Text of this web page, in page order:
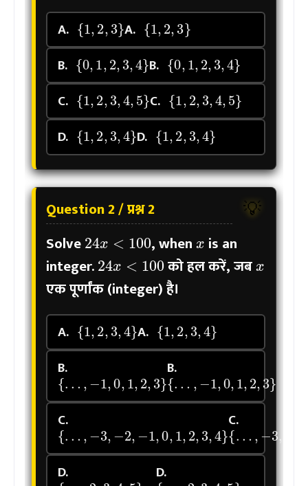
A.
{1,2,3}
A.
{1,2,3}
B.
{0,1,2,3,4}
B.
{0,1,2,3,4}
C.
{1,2,3,4,5}
C.
{1,2,3,4,5}
D.
{1,2,3,4}
D.
{1,2,3,4}
💡
Question 2 / प्रश्न 2
Solve
24x<100
, when
x
is an
integer.
24 x<100
को हल करें, जब
एक पूर्णांक (integer) है।
A.
{1,2,3,4}
A.
{1,2,3,4}
B.
{… B.
{…
C.
{… C.
{…
D.
{… D.
{…